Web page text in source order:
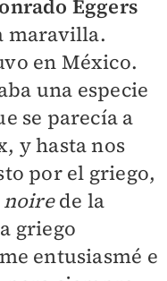
Eggers
maravilla.
en México.
una especie
se parecía a
y hasta nos
por el griego,
noirede la
griego
entusiasmé e